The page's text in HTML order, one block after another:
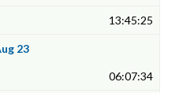
13:45:25
23
06:07:34